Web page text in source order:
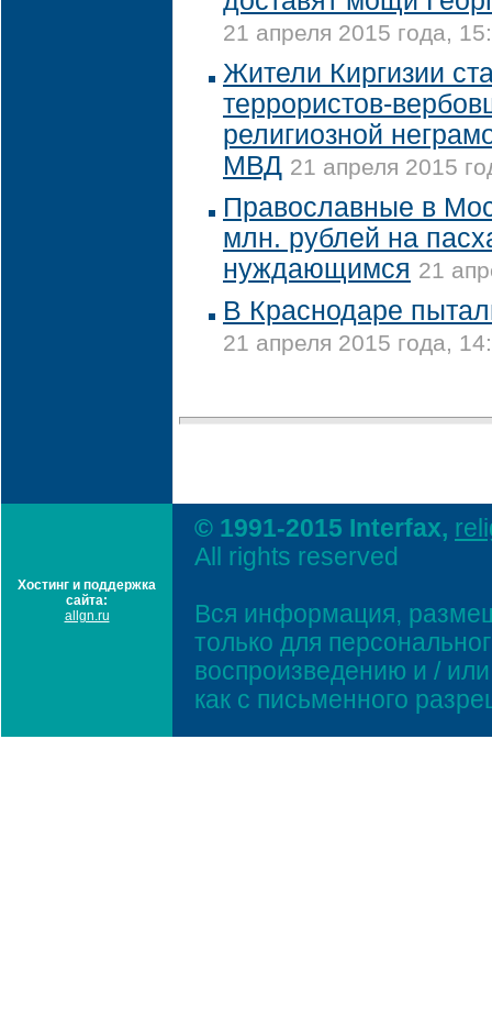
21 апреля 2015 года,
Жители Киргизии
террористов-
религиозной
МВД 21 апреля 2015
Православные в
млн. рублей на
нуждающимся 21
В Краснодаре
21 апреля 2015 года,
Хостинг и поддержка
сайта:
allgn.ru
© 1991-2015 Interfax,
All rights reserved
Вся информация,
только для
воспроизведению и /
как с письменного